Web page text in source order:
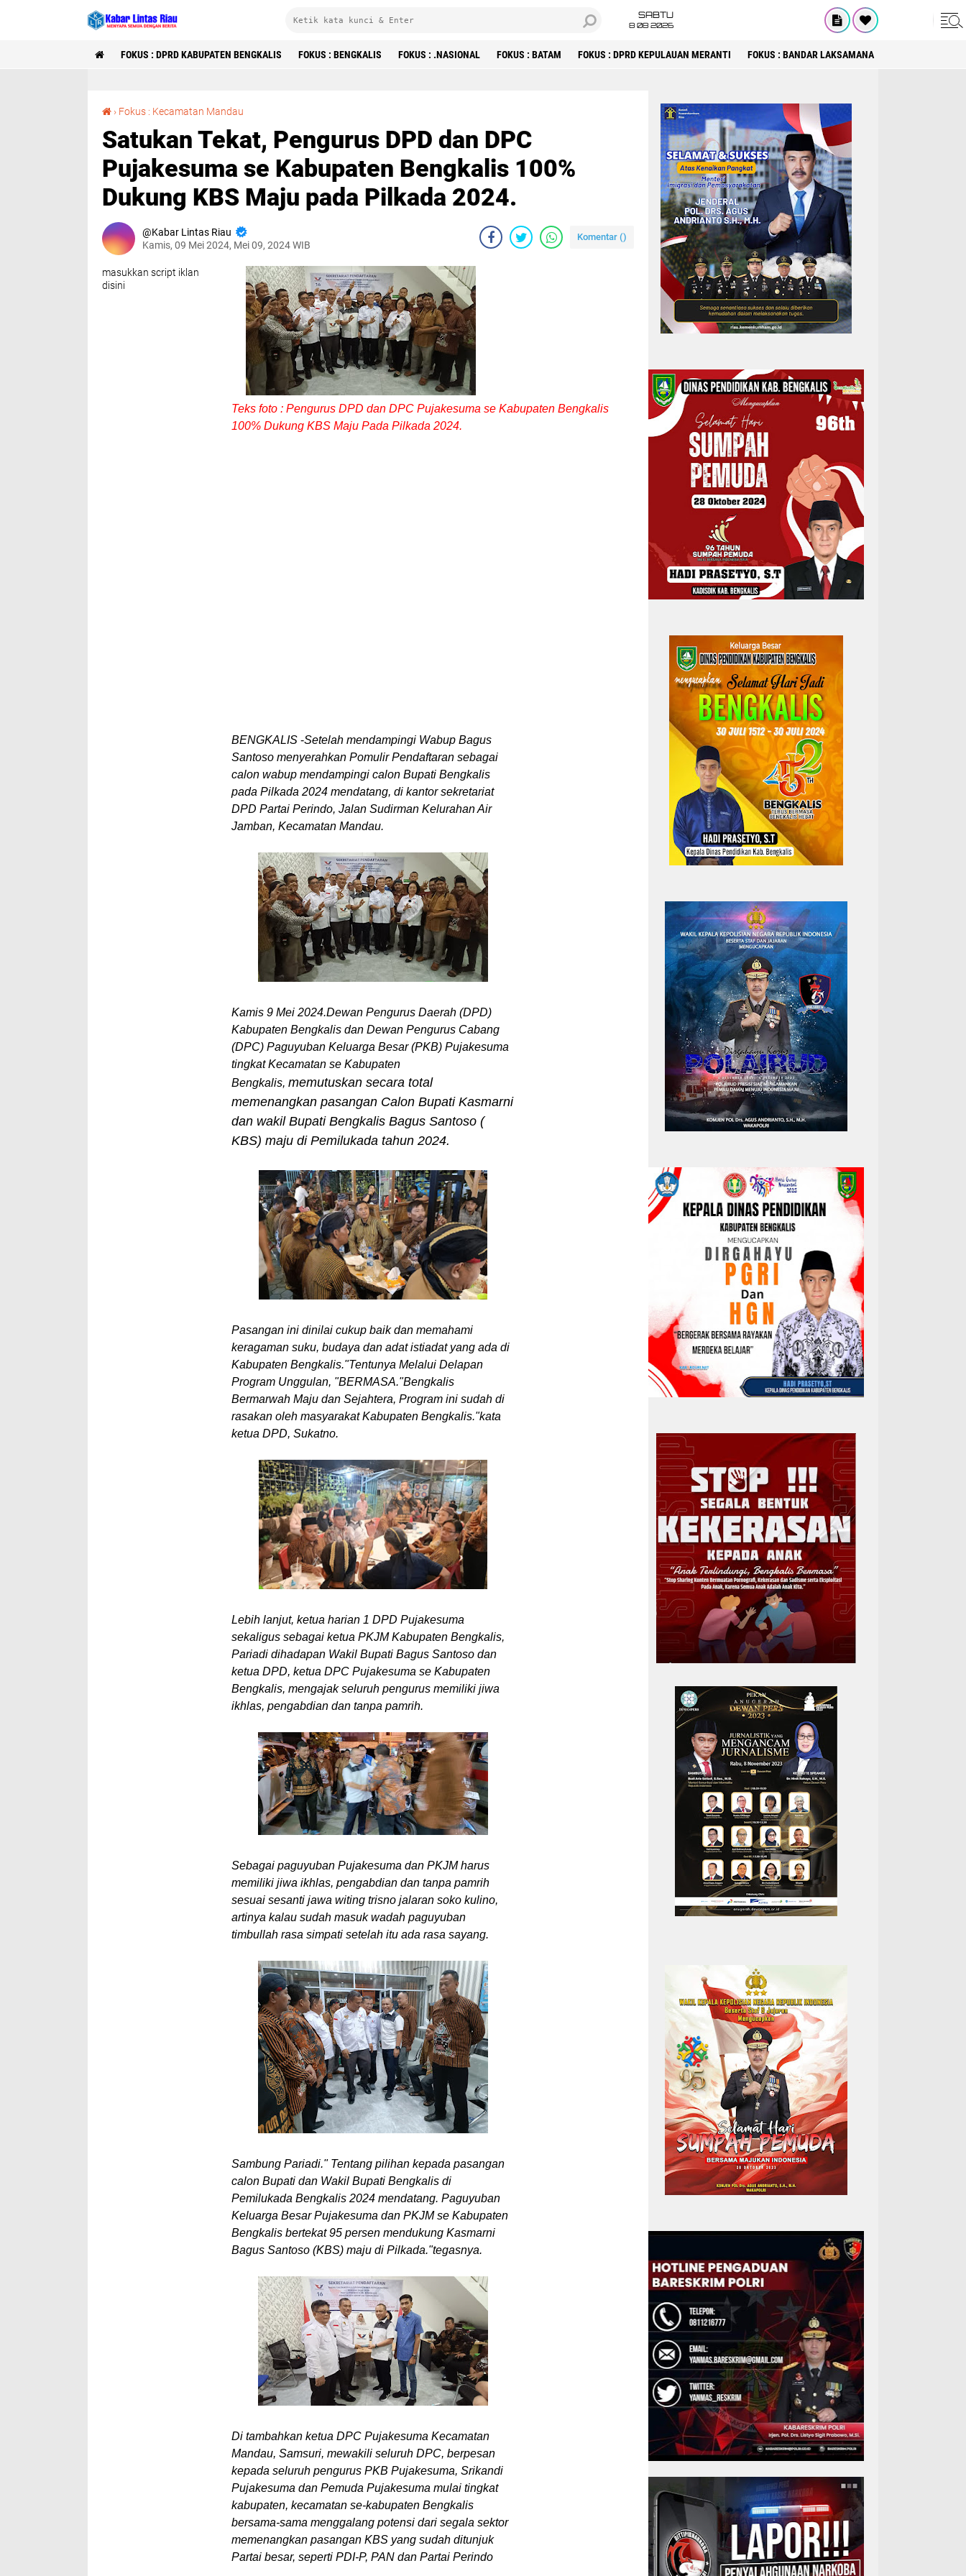
SABTU
8 08 2026
FOKUS : DPRD KABUPATEN BENGKALIS FOKUS : BENGKALIS FOKUS : .NASIONAL FOKUS : BATAM FOKUS : DPRD KEPULAUAN MERANTI FOKUS : BANDAR LAKSAMANA
› Fokus : Kecamatan Mandau
Satukan Tekat, Pengurus DPD dan DPC
Pujakesuma se Kabupaten Bengkalis 100%
Dukung KBS Maju pada Pilkada 2024.
Kabar Lintas Riau
Kamis, 09 Mei 2024, Mei 09, 2024 WIB
Komentar ()
masukkan script iklan
disini
Teks foto : Pengurus DPD dan DPC Pujakesuma se Kabupaten Bengkalis
100% Dukung KBS Maju Pada Pilkada 2024.
BENGKALIS -Setelah mendampingi Wabup Bagus
Santoso menyerahkan Pomulir Pendaftaran sebagai
calon wabup mendampingi calon Bupati Bengkalis
pada Pilkada 2024 mendatang, di kantor sekretariat
DPD Partai Perindo, Jalan Sudirman Kelurahan Air
Jamban, Kecamatan Mandau.
Kamis 9 Mei 2024.Dewan Pengurus Daerah (DPD)
Kabupaten Bengkalis dan Dewan Pengurus Cabang
(DPC) Paguyuban Keluarga Besar (PKB) Pujakesuma
tingkat Kecamatan se Kabupaten
Bengkalis, memutuskan secara total
memenangkan pasangan Calon Bupati Kasmarni
dan wakil Bupati Bengkalis Bagus Santoso (
KBS) maju di Pemilukada tahun 2024.
Pasangan ini dinilai cukup baik dan memahami
keragaman suku, budaya dan adat istiadat yang ada di
Kabupaten Bengkalis."Tentunya Melalui Delapan
Program Unggulan, "BERMASA."Bengkalis
Bermarwah Maju dan Sejahtera, Program ini sudah di
rasakan oleh masyarakat Kabupaten Bengkalis."kata
ketua DPD, Sukatno.
Lebih lanjut, ketua harian 1 DPD Pujakesuma
sekaligus sebagai ketua PKJM Kabupaten Bengkalis,
Pariadi dihadapan Wakil Bupati Bagus Santoso dan
ketua DPD, ketua DPC Pujakesuma se Kabupaten
Bengkalis, mengajak seluruh pengurus memiliki jiwa
ikhlas, pengabdian dan tanpa pamrih.
Sebagai paguyuban Pujakesuma dan PKJM harus
memiliki jiwa ikhlas, pengabdian dan tanpa pamrih
sesuai sesanti jawa witing trisno jalaran soko kulino,
artinya kalau sudah masuk wadah paguyuban
timbullah rasa simpati setelah itu ada rasa sayang.
Sambung Pariadi." Tentang pilihan kepada pasangan
calon Bupati dan Wakil Bupati Bengkalis di
Pemilukada Bengkalis 2024 mendatang. Paguyuban
Keluarga Besar Pujakesuma dan PKJM se Kabupaten
Bengkalis bertekat 95 persen mendukung Kasmarni
Bagus Santoso (KBS) maju di Pilkada."tegasnya.
Di tambahkan ketua DPC Pujakesuma Kecamatan
Mandau, Samsuri, mewakili seluruh DPC, berpesan
kepada seluruh pengurus PKB Pujakesuma, Srikandi
Pujakesuma dan Pemuda Pujakesuma mulai tingkat
kabupaten, kecamatan se-kabupaten Bengkalis
bersama-sama menggalang potensi dari segala sektor
memenangkan pasangan KBS yang sudah ditunjuk
Partai besar, seperti PDI-P, PAN dan Partai Perindo